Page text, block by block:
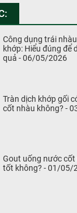
Công dụng trái
khớp: Hiểu đúng để
quả - 06/05/2026
Tràn dịch khớp gối
cốt nhàu không? -
Gout uống nước
tốt không? - 01/05/